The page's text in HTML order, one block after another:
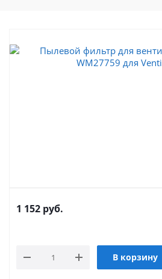
1 152 руб.
В корзину